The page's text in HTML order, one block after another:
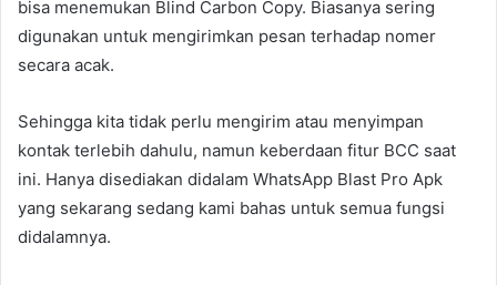
bisa menemukan Blind Carbon Copy. Biasanya sering
digunakan untuk mengirimkan pesan terhadap nomer
secara acak.
Sehingga kita tidak perlu mengirim atau menyimpan
kontak terlebih dahulu, namun keberdaan fitur BCC saat
ini. Hanya disediakan didalam WhatsApp Blast Pro Apk
yang sekarang sedang kami bahas untuk semua fungsi
didalamnya.